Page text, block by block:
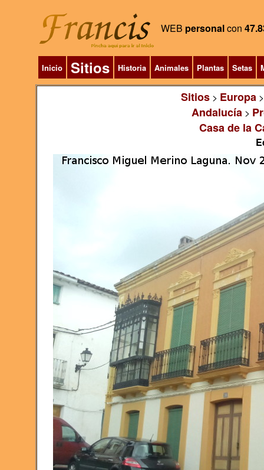
WEB personalcon
Inicio Sitios Historia Animales Plantas Setas
Sitios> Europa
Andalucía>
Casa de la